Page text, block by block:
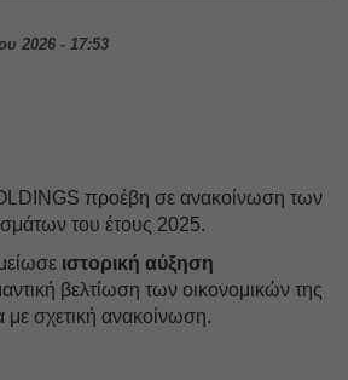
2026 - 17:53
προέβη σε ανακοίνωση των
του έτους 2025.
ιστορική αύξηση
βελτίωση των οικονομικών της
σχετική ανακοίνωση.